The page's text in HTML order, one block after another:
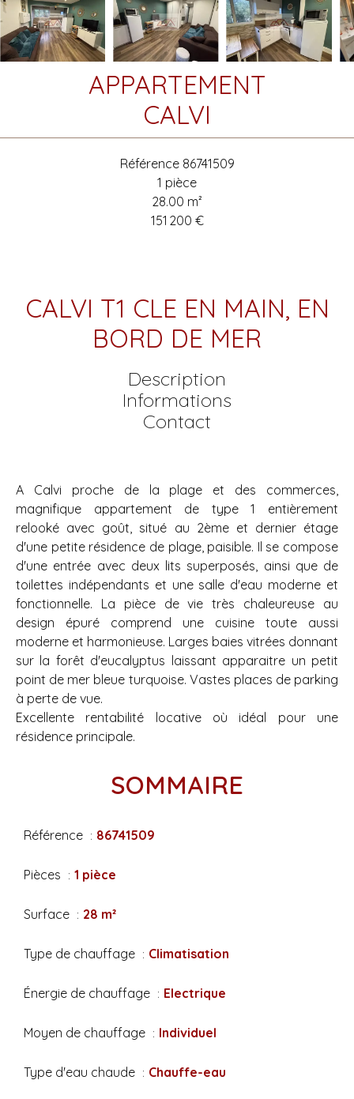
APPARTEMENT
CALVI
Référence86741509
1 pièce
28.00 m²
151 200 €
CALVI T1 CLE EN MAIN, EN
BORD DE MER
Description
Informations
Contact
A Calvi proche de la plage et des commerces,
magnifique appartement de type 1 entièrement
relooké avec goût, situé au 2ème et dernier étage
d'une petite résidence de plage, paisible. Il se compose
d'une entrée avec deux lits superposés, ainsi que de
toilettes indépendants et une salle d'eau moderne et
fonctionnelle. La pièce de vie très chaleureuse au
design épuré comprend une cuisine toute aussi
moderne et harmonieuse. Larges baies vitrées donnant
sur la forêt d'eucalyptus laissant apparaitre un petit
point de mer bleue turquoise. Vastes places de parking
à perte de vue.
Excellente rentabilité locative où idéal pour une
résidence principale.
SOMMAIRE
Référence 86741509
Pièces 1 pièce
Surface 28 m²
Type de chauffage Climatisation
Énergie de chauffage Electrique
Moyen de chauffage Individuel
Type d'eau chaude Chauffe-eau